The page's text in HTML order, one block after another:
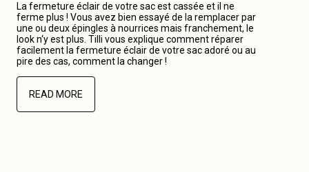
La fermeture éclair de votre sac est cassée et il ne
ferme plus ! Vous avez bien essayé de la remplacer par
une ou deux épingles à nourrices mais franchement, le
look n‘y est plus. Tilli vous explique comment réparer
facilement la fermeture éclair de votre sac adoré ou au
pire des cas, comment la changer !
READ MORE